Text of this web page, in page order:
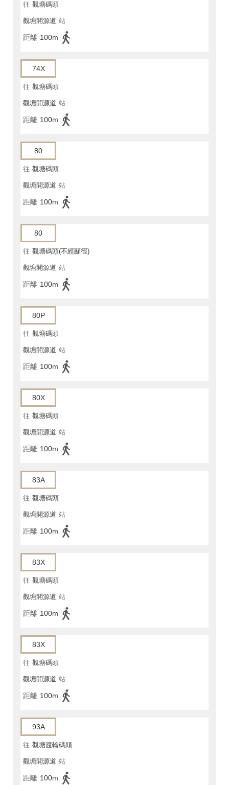
往 觀塘碼頭
觀塘開源道 站
距離 100m
74X
往 觀塘碼頭
觀塘開源道 站
距離 100m
80
往 觀塘碼頭
觀塘開源道 站
距離 100m
80
往 觀塘碼頭(不經顯徑)
觀塘開源道 站
距離 100m
80P
往 觀塘碼頭
觀塘開源道 站
距離 100m
80X
往 觀塘碼頭
觀塘開源道 站
距離 100m
83A
往 觀塘碼頭
觀塘開源道 站
距離 100m
83X
往 觀塘碼頭
觀塘開源道 站
距離 100m
83X
往 觀塘碼頭
觀塘開源道 站
距離 100m
93A
往 觀塘渡輪碼頭
觀塘開源道 站
距離 100m